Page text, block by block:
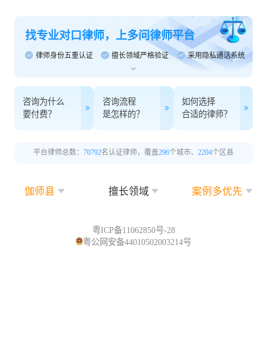
找专业对口律师，上多问律师平台
律师身份五重认证 擅长领域严格验证 采用隐私通话系统
咨询为什么
要付费？
咨询流程
是怎样的？
如何选择
合适的律师？
平台律师总数： 70792名认证律师，覆盖296个城市、 2204个区县
伽师县 擅长领域 案例多优先
粤ICP备11062850号-28
粤公网安备44010502003214号